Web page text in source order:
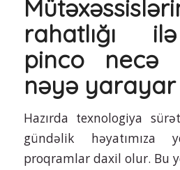
rahatlığı
pinco necə
nəyə yarayar
Hazırda texnologiya
gündəlik həyatımıza
proqramlar daxil olur. Bu